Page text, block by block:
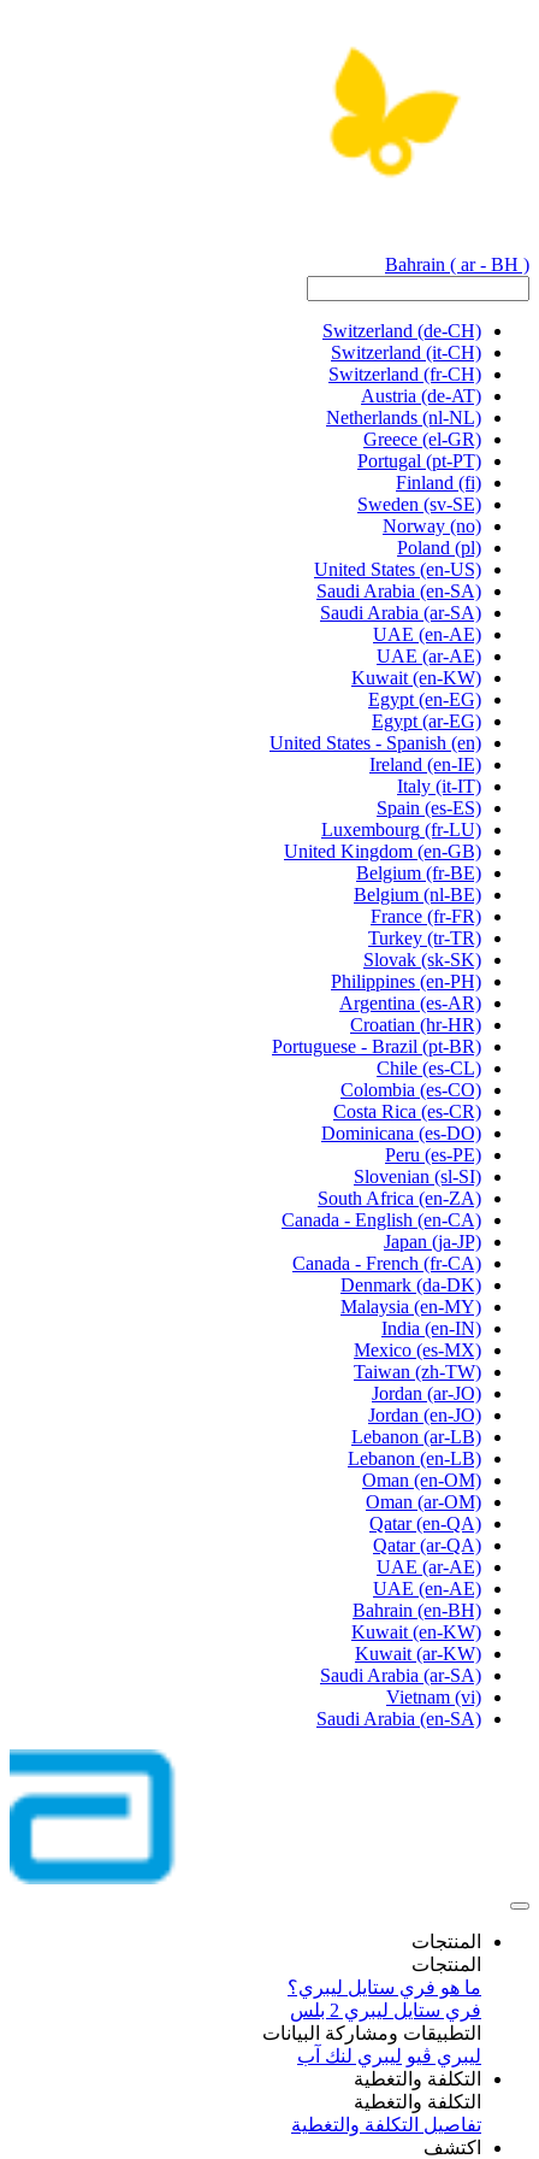
Bahrain ( ar - BH )
Switzerland (de-CH)
Switzerland (it-CH)
Switzerland (fr-CH)
Austria (de-AT)
Netherlands (nl-NL)
Greece (el-GR)
Portugal (pt-PT)
Finland (fi)
Sweden (sv-SE)
Norway (no)
Poland (pl)
United States (en-US)
Saudi Arabia (en-SA)
Saudi Arabia (ar-SA)
UAE (en-AE)
UAE (ar-AE)
Kuwait (en-KW)
Egypt (en-EG)
Egypt (ar-EG)
United States - Spanish (en)
Ireland (en-IE)
Italy (it-IT)
Spain (es-ES)
Luxembourg (fr-LU)
United Kingdom (en-GB)
Belgium (fr-BE)
Belgium (nl-BE)
France (fr-FR)
Turkey (tr-TR)
Slovak (sk-SK)
Philippines (en-PH)
Argentina (es-AR)
Croatian (hr-HR)
Portuguese - Brazil (pt-BR)
Chile (es-CL)
Colombia (es-CO)
Costa Rica (es-CR)
Dominicana (es-DO)
Peru (es-PE)
Slovenian (sl-SI)
South Africa (en-ZA)
Canada - English (en-CA)
Japan (ja-JP)
Canada - French (fr-CA)
Denmark (da-DK)
Malaysia (en-MY)
India (en-IN)
Mexico (es-MX)
Taiwan (zh-TW)
Jordan (ar-JO)
Jordan (en-JO)
Lebanon (ar-LB)
Lebanon (en-LB)
Oman (en-OM)
Oman (ar-OM)
Qatar (en-QA)
Qatar (ar-QA)
UAE (ar-AE)
UAE (en-AE)
Bahrain (en-BH)
Kuwait (en-KW)
Kuwait (ar-KW)
Saudi Arabia (ar-SA)
Vietnam (vi)
Saudi Arabia (en-SA)
المنتجات
المنتجات
ما هو فري ستايل ليبري؟
فري ستايل ليبري 2 بلس​
التطبيقات ومشاركة البيانات
ليبري ڤيو ليبري لنك آب
التكلفة والتغطية
التكلفة والتغطية
تفاصيل التكلفة والتغطية
اكتشف​